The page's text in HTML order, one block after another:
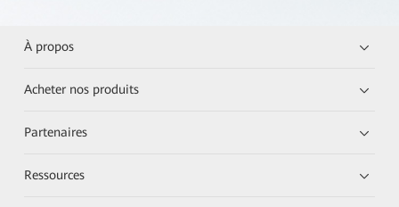
À propos
Acheter nos produits
Partenaires
Ressources